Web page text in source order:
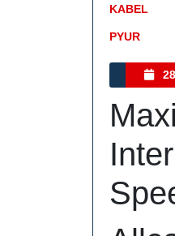
KABEL
PYUR
Kategorie